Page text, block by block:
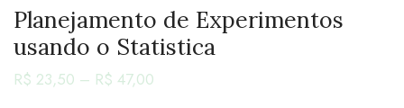
Planejamento de Experimentos
usando o Statistica
R$ 23,50 – R$ 47,00